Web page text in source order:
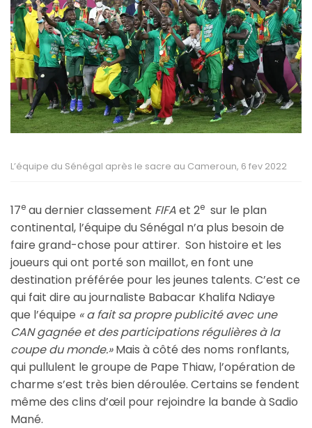
L’équipe du Sénégal après le sacre au Cameroun, 6 fev 2022
17e au dernier classement FIFAet 2e sur le plan
continental, l’équipe du Sénégal n’a plus besoin de
faire grand-chose pour attirer. Son histoire et les
joueurs qui ont porté son maillot, en font une
destination préférée pour les jeunes talents. C’est ce
qui fait dire au journaliste Babacar Khalifa Ndiaye
que l’équipe « a fait sa propre publicité avec une
CAN gagnée et des participations régulières à la
coupe du monde.»Mais à côté des noms ronflants,
qui pullulent le groupe de Pape Thiaw, l’opération de
charme s’est très bien déroulée. Certains se fendent
même des clins d’œil pour rejoindre la bande à Sadio
Mané.